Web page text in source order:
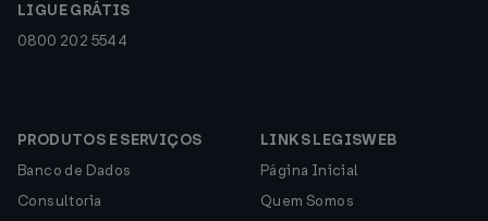
LIGUE GRÁTIS
0800 202 5544
PRODUTOS E SERVIÇOS
Banco de Dados
Consultoria
LINKS LEGISWEB
Página Inicial
Quem Somos